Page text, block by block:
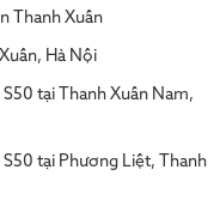
Thanh Xuân
Hà Nội
tại Thanh Xuân Nam,
tại Phương Liệt, Thanh